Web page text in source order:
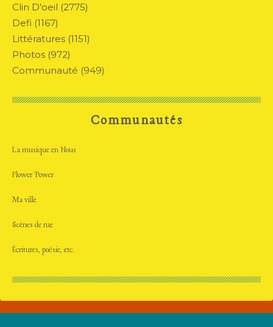
Clin D'oeil (2775)
Defi (1167)
Littératures (1151)
Photos (972)
Communauté (949)
Communautés
La musique en Nous
Flower Power
Ma ville
Scènes de rue
Écritures, poésie, etc.